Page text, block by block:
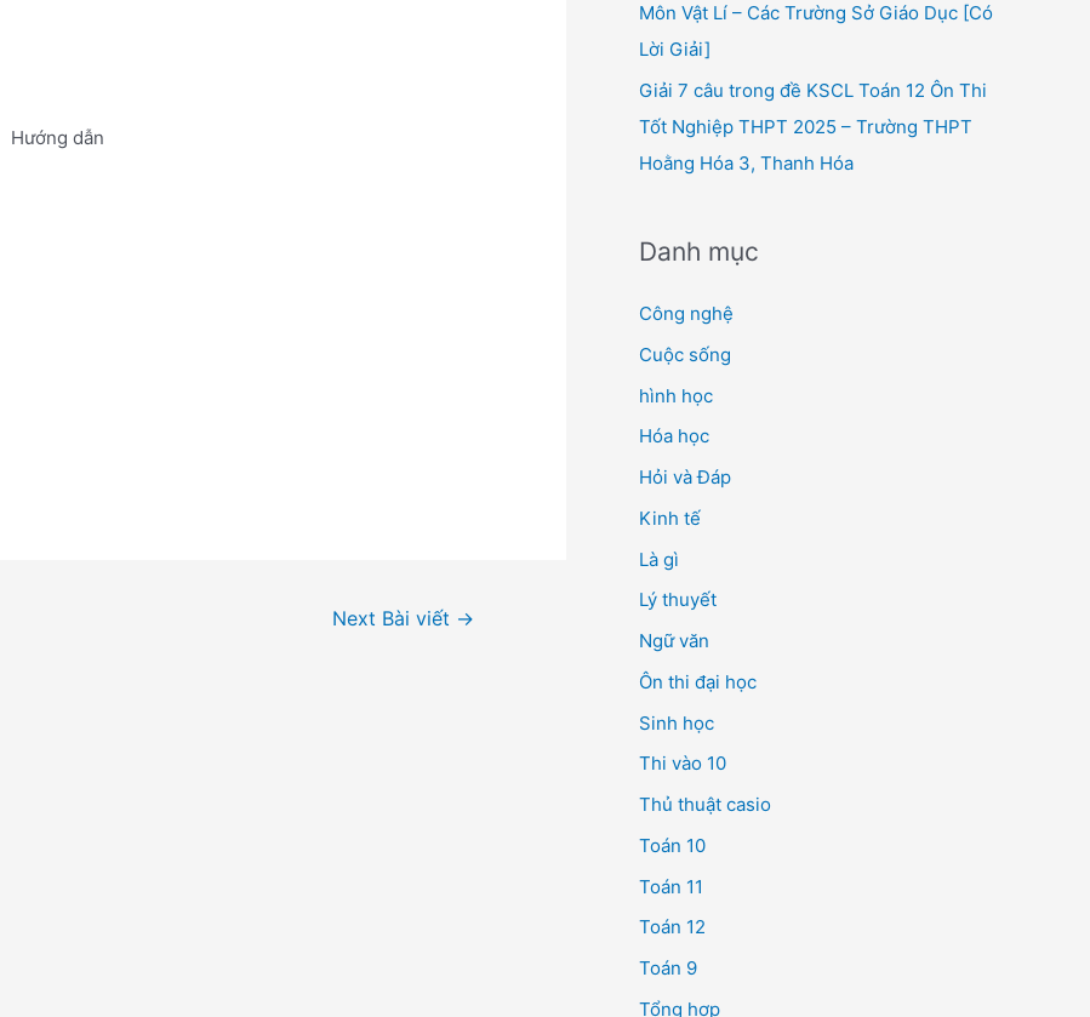
Hướng dẫn
Next Bài viết →
Môn Vật Lí – Các Trường Sở Giáo Dục [Có
Lời Giải]
Giải 7 câu trong đề KSCL Toán 12 Ôn Thi
Tốt Nghiệp THPT 2025 – Trường THPT
Hoằng Hóa 3, Thanh Hóa
Danh mục
Công nghệ
Cuộc sống
hình học
Hóa học
Hỏi và Đáp
Kinh tế
Là gì
Lý thuyết
Ngữ văn
Ôn thi đại học
Sinh học
Thi vào 10
Thủ thuật casio
Toán 10
Toán 11
Toán 12
Toán 9
Tổng hợp